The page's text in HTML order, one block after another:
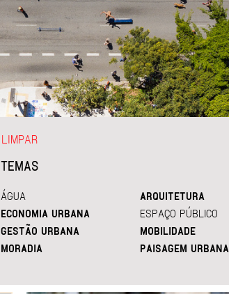
TEMAS
ÁGUA
ARQUITETURA
ECONOMIA URBANA
ESPAÇO PÚBLICO
GESTÃO URBANA
MOBILIDADE
MORADIA
PAISAGEM URBANA
LIMPAR